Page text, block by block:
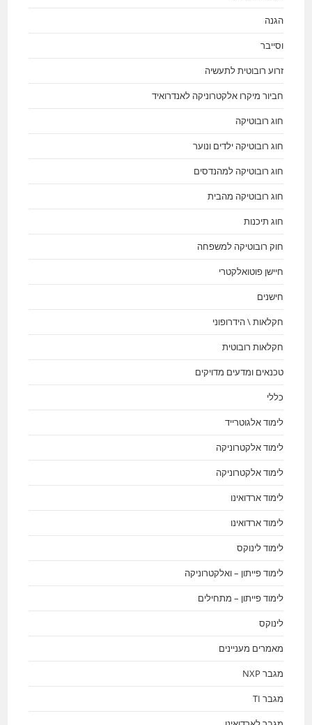
הגנה
וסייבר
זרוע רובוטית לתעשיה
חביור מיקרו אלקטרוניקה לאנדרואיד
חוג רובוטיקה
חוג רובוטיקה ילדים ונוער
חוג רובוטיקה למהנדסים
חוג רובוטיקה מהבית
חוג תיכנות
חוק רובוטיקה למשפחה
חיישן פוטואלקטרי
חישנים
חקלאות \ הידרופוני
חקלאות רובוטית
טכנאים ומדעים מדויקים
כללי
לימוד אלגוטרייד
לימוד אלקטרוניקה
לימוד אלקטרוניקה
לימוד ארדואינו
לימוד ארדואינו
לימוד לינוקס
לימוד פייתון – ואלקטרוניקה
לימוד פייתון – מתחילים
לינוקס
מאמרים מעניינים
מגבר NXP
מגבר TI